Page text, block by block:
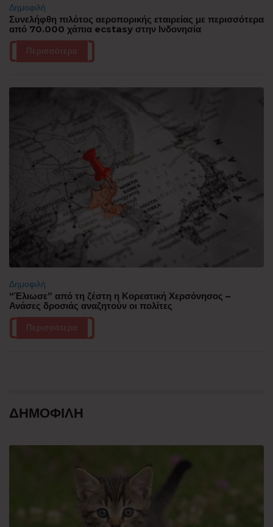
Δημοφιλή
Συνελήφθη πιλότος αεροπορικής εταιρείας με περισσότερα
από 70.000 χάπια ecstasy στην Ινδονησία
Περισσότερα
Δημοφιλή
“Έλιωσε” από τη ζέστη η Κορεατική Χερσόνησος –
Ανάσες δροσιάς αναζητούν οι πολίτες
Περισσότερα
ΔΗΜΟΦΙΛΗ